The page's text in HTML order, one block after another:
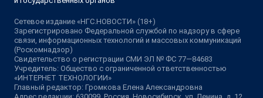
Сетевое издание «НГС.НОВОСТИ» (18+)
Зарегистрировано Федеральной службой по надзору в сфере
связи, информационных технологий и массовых коммуникаций
(Роскомнадзор)
Свидетельство о регистрации СМИ ЭЛ № ФС 77—84683
Учредитель: Общество с ограниченной ответственностью
«ИНТЕРНЕТ ТЕХНОЛОГИИ»
Главный редактор: Громкова Елена Александровна